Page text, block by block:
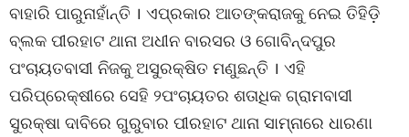
ବାହାରି ପାରୁନାହାଁନ୍ତି । ଏପ୍ରକାର ଆତଙ୍କରାଜକୁ ନେଇ ତିହିଡି଼
ବ୍ଲକ ପୀରହାଟ ଥାନା ଅଧୀନ ବାରସର ଓ ଗୋବିନ୍ଦପୁର
ପଂଚାୟତବାସୀ ନିଜକୁ ଅସୁରକ୍ଷିତ ମଣୁଛନ୍ତି । ଏହି
ପରିପ୍ରେକ୍ଷୀରେ ସେହି ୨ପଂଚାୟତର ଶତାଧିକ ଗ୍ରାମବାସୀ
ସୁରକ୍ଷା ଦାବିରେ ଗୁରୁବାର ପୀରହାଟ ଥାନା ସାମ୍ନାରେ ଧାରଣା